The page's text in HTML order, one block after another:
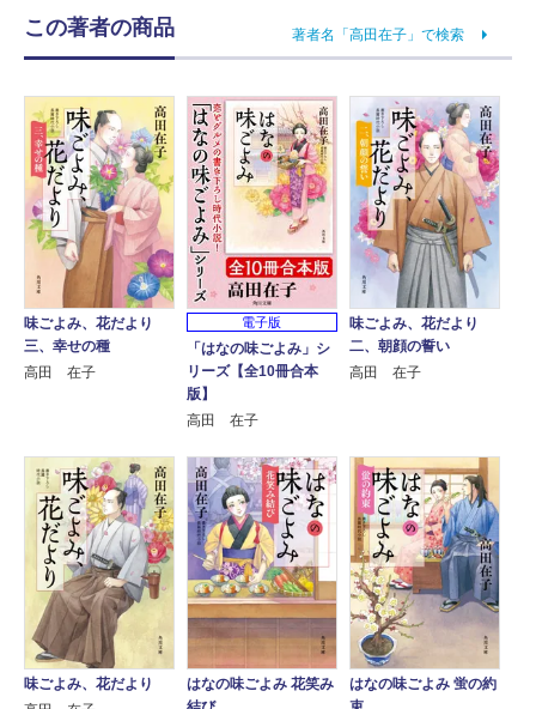
この著者の商品 著者名「高田在子」で検索
味ごよみ、花だより
三、幸せの種
高田 在子
電子版
「はなの味ごよみ」シ
リーズ【全10冊合本
版】
高田 在子
味ごよみ、花だより
二、朝顔の誓い
高田 在子
味ごよみ、花だより
はなの味ごよみ 花笑み
はなの味ごよみ 蛍の約